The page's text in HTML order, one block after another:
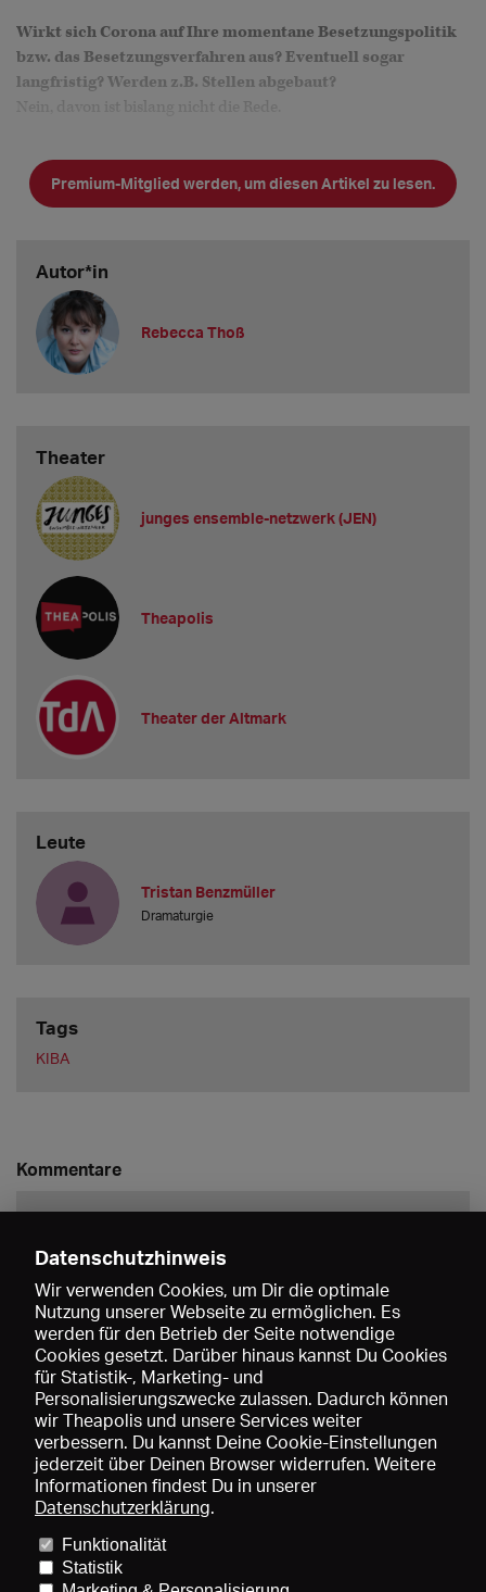
Wirkt sich Corona auf Ihre momentane Besetzungspolitik
bzw. das Besetzungsverfahren aus? Eventuell sogar
langfristig? Werden z.B. Stellen abgebaut?
Wie gehen Sie generell mit Initiativbewerbungen um?
Wir sammeln und sichten. Sobald wir wissen, dass wir Vakanzen
Wie
Premium-Mitglied werden, um diesen Artikel zu lesen.
Autor*in
Rebecca Thoß
Theater
junges ensemble-netzwerk (JEN)
Theapolis
Theater der Altmark
Leute
Tristan Benzmüller
Dramaturgie
Tags
KIBA
Kommentare
Speichern
Preise und Mitgliedschaften
Mediadaten
Über uns Impressum
Datenschutzhinweis
Wir verwenden Cookies, um Dir die optimale
Nutzung unserer Webseite zu ermöglichen. Es
werden für den Betrieb der Seite notwendige
Cookies gesetzt. Darüber hinaus kannst Du Cookies
für Statistik-, Marketing- und
Personalisierungszwecke zulassen. Dadurch können
wir Theapolis und unsere Services weiter
verbessern. Du kannst Deine Cookie-Einstellungen
jederzeit über Deinen Browser widerrufen. Weitere
Informationen findest Du in unserer
Datenschutzerklärung.
Funktionalität
Statistik